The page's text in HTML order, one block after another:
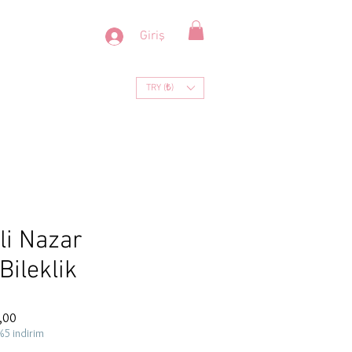
Giriş
TRY (₺)
Nazar
Fiyat
indirim